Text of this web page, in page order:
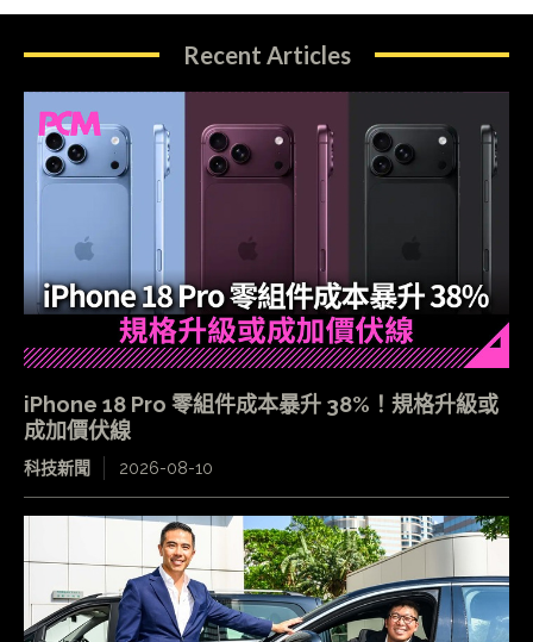
Recent Articles
iPhone 18 Pro 零組件成本暴升 38%！規格升級或
成加價伏線
科技新聞 2026-08-10